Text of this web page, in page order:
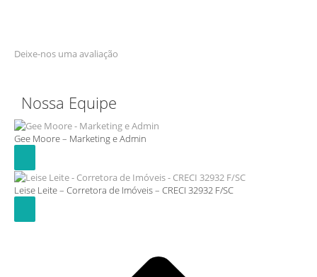
Deixe-nos uma avaliação
Nossa Equipe
Gee Moore – Marketing e Admin
Leise Leite – Corretora de Imóveis – CRECI 32932 F/SC